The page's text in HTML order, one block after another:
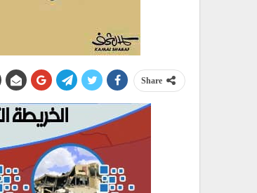
Share